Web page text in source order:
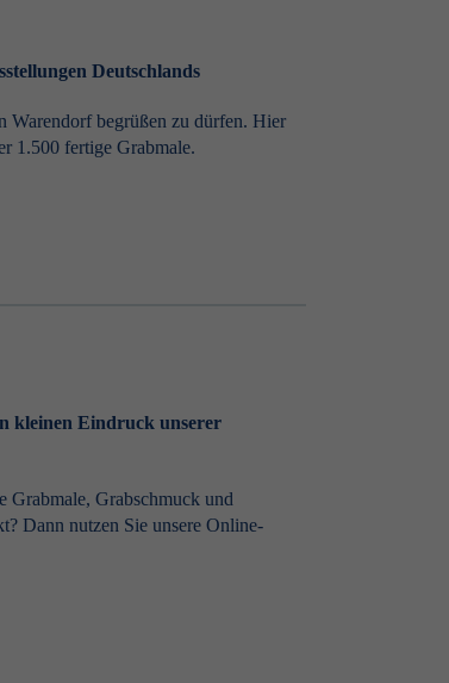
Deutschlands
Warendorf begrüßen zu dürfen. Hier
1.500 fertige Grabmale.
kleinen Eindruck unserer
Grabmale, Grabschmuck und
Dann nutzen Sie unsere Online-